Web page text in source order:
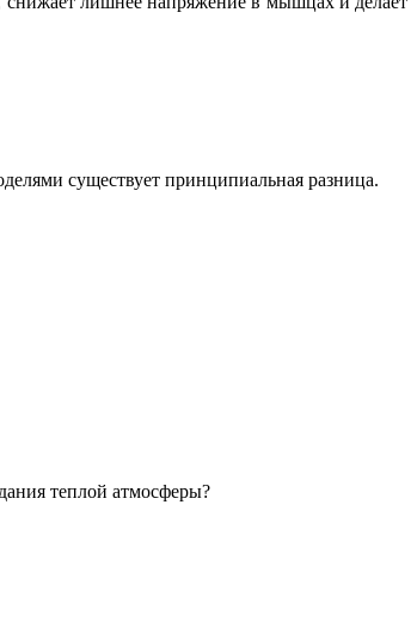
существует принципиальная разница.
теплой атмосферы?